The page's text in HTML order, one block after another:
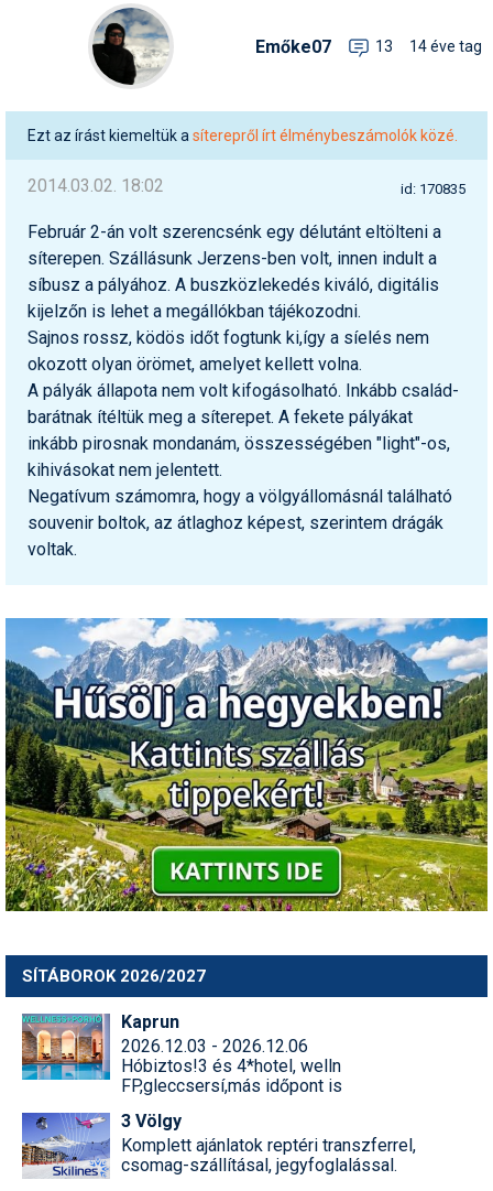
Az idei nyár újdonságai
Chopokon és a Magas-
Tátrában
Hóvihar: több méter friss
hó Chilében és
Argentínában
átadták a négyüléses
Kreischberg: kezdődhet az
új Rosenkranz-lift építése
Megnyitott a Riders Park
Donovalyban
Filmajánló
Freeride
Galéria
Hírek
Hírlevél
Hójelentés
Hószán
Hótalp
Humor
Hütte
Interjúk
Játékok
Kerékpár
Korcsolya
Könyvajánló
Magazinok
Munkavállalás
Olvasnivaló
Pályázatok
Portálinfo
Síbérletárak
Síbörze
Snowboard
Szánkó
Túrasí
Videóajánlás
Webkamerák
Válogatás
Pályaszállások Összes ország
Nyári ajánlatok Összes ország
Sítáborok oktatással
Utazási irodák
Cikkek a síoktatásról
Snowboardoktatók
Sífutásoktatók
Nagykereskedések
Sífutóüzletek
Túrasíüzletek
Akciók
Autófelszerelés
Korcsolya
Egyéb termékek
Új termékek
Snowboard
Egyéb téli sportok
Síelős filmek, videók,
tévéműsorok
bringa, szörf, stb.
Minden egyéb síeléshez
A honlappal kapcsolatos
kérdések és válaszok
Kötetlen beszélgetések
Belépés
Miért érdemes regisztrálni?
Emőke07 13 14 éve tag
Ezt az írást kiemeltük a síterepről írt élménybeszámolók közé.
2014.03.02. 18:02 id: 170835
Február 2-án volt szerencsénk egy délutánt eltölteni a
síterepen. Szállásunk Jerzens-ben volt, innen indult a
síbusz a pályához. A buszközlekedés kiváló, digitális
kijelzőn is lehet a megállókban tájékozodni.
Sajnos rossz, ködös időt fogtunk ki,így a síelés nem
okozott olyan örömet, amelyet kellett volna.
A pályák állapota nem volt kifogásolható. Inkább család-
barátnak ítéltük meg a síterepet. A fekete pályákat
inkább pirosnak mondanám, összességében "light"-os,
kihivásokat nem jelentett.
Negatívum számomra, hogy a völgyállomásnál található
souvenir boltok, az átlaghoz képest, szerintem drágák
voltak.
SÍTÁBOROK 2026/2027
Kaprun
2026.12.03 - 2026.12.06
Hóbiztos!3 és 4*hotel, welln
FP,gleccsersí,más időpont is
3 Völgy
Komplett ajánlatok reptéri transzferrel,
csomag-szállításal, jegyfoglalással.